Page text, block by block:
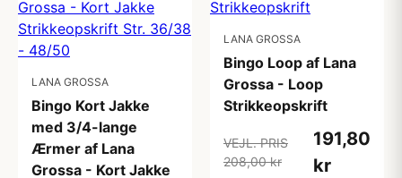
LANA GROSSA
Bingo Kort Jakke
med 3/4-lange
Ærmer af Lana
Grossa - Kort Jakke
LANA GROSSA
Bingo Loop af Lana
Grossa - Loop
Strikkeopskrift
VEJL. PRIS
208,00 kr
191,80
kr